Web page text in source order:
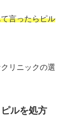
言ったらピル
リニックの選
ルを処方